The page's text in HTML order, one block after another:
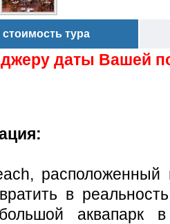
тура
даты Вашей
расположенный
в
аквапарк